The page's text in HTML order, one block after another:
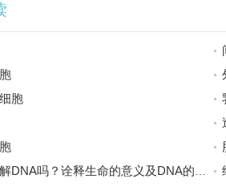
胞
吗？诠释生命的意义及DNA的前世今生